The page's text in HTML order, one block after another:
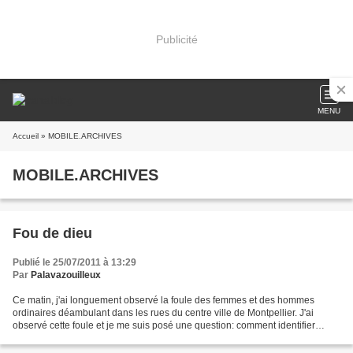
Publicité
MENU
Accueil » MOBILE.ARCHIVES
MOBILE.ARCHIVES
Fou de dieu
Publié le 25/07/2011 à 13:29
Par Palavazouilleux
Ce matin, j'ai longuement observé la foule des femmes et des hommes
ordinaires déambulant dans les rues du centre ville de Montpellier. J'ai
observé cette foule et je me suis posé une question: comment identifier